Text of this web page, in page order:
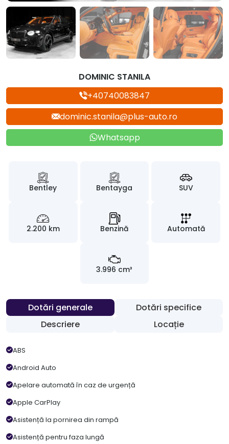
DOMINIC STANILA
+40740083847
dominic.stanila@plus-auto.ro
Whatsapp
Bentley Bentayga SUV
2.200 km Benzină Automată
3.996 cm³
Dotări generale
Dotări specifice
Descriere
Locație
ABS
Android Auto
Apelare automată în caz de urgență
Apple CarPlay
Asistență la pornirea din rampă
Asistență pentru faza lungă